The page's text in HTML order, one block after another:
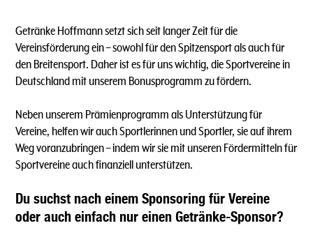
Getränke Hoffmann setzt sich seit langer Zeit für die
Vereinsförderung ein – sowohl für den Spitzensport als auch für
den Breitensport. Daher ist es für uns wichtig, die Sportvereine in
Deutschland mit unserem Bonusprogramm zu fördern.
Neben unserem Prämienprogramm als Unterstützung für
Vereine, helfen wir auch Sportlerinnen und Sportler, sie auf ihrem
Weg voranzubringen – indem wir sie mit unseren Fördermitteln für
Sportvereine auch finanziell unterstützen.
Du suchst nach einem Sponsoring für Vereine
oder auch einfach nur einen Getränke-Sponsor?